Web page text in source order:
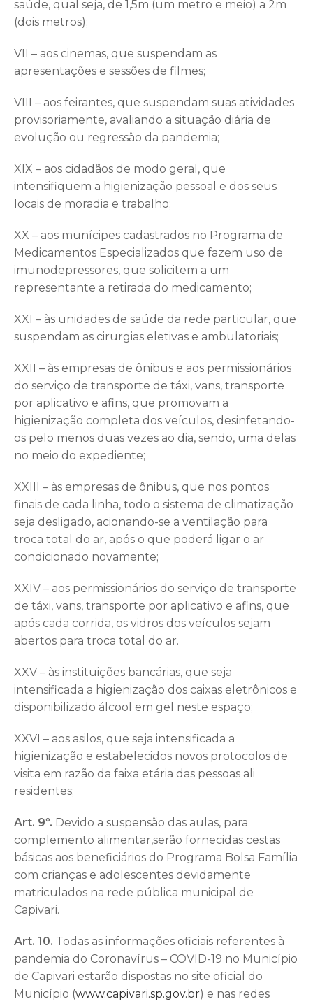
saúde, qual seja, de 1,5m (um metro e meio) a 2m
(dois metros);
VII – aos cinemas, que suspendam as
apresentações e sessões de filmes;
VIII – aos feirantes, que suspendam suas atividades
provisoriamente, avaliando a situação diária de
evolução ou regressão da pandemia;
XIX – aos cidadãos de modo geral, que
intensifiquem a higienização pessoal e dos seus
locais de moradia e trabalho;
XX – aos munícipes cadastrados no Programa de
Medicamentos Especializados que fazem uso de
imunodepressores, que solicitem a um
representante a retirada do medicamento;
XXI – às unidades de saúde da rede particular, que
suspendam as cirurgias eletivas e ambulatoriais;
XXII – às empresas de ônibus e aos permissionários
do serviço de transporte de táxi, vans, transporte
por aplicativo e afins, que promovam a
higienização completa dos veículos, desinfetando-
os pelo menos duas vezes ao dia, sendo, uma delas
no meio do expediente;
XXIII – às empresas de ônibus, que nos pontos
finais de cada linha, todo o sistema de climatização
seja desligado, acionando-se a ventilação para
troca total do ar, após o que poderá ligar o ar
condicionado novamente;
XXIV – aos permissionários do serviço de transporte
de táxi, vans, transporte por aplicativo e afins, que
após cada corrida, os vidros dos veículos sejam
abertos para troca total do ar.
XXV – às instituições bancárias, que seja
intensificada a higienização dos caixas eletrônicos e
disponibilizado álcool em gel neste espaço;
XXVI – aos asilos, que seja intensificada a
higienização e estabelecidos novos protocolos de
visita em razão da faixa etária das pessoas ali
residentes;
Art. 9º. Devido a suspensão das aulas, para
complemento alimentar,serão fornecidas cestas
básicas aos beneficiários do Programa Bolsa Família
com crianças e adolescentes devidamente
matriculados na rede pública municipal de
Capivari.
Art. 10. Todas as informações oficiais referentes à
pandemia do Coronavírus – COVID-19 no Município
de Capivari estarão dispostas no site oficial do
Município (www.capivari.sp.gov.br) e nas redes